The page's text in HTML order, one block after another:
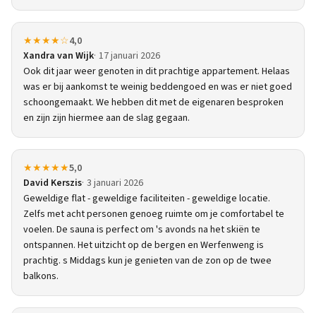
★★★★☆4,0
Xandra van Wijk 17 januari 2026
Ook dit jaar weer genoten in dit prachtige appartement. Helaas
was er bij aankomst te weinig beddengoed en was er niet goed
schoongemaakt. We hebben dit met de eigenaren besproken
en zijn zijn hiermee aan de slag gegaan.
★★★★★5,0
David Kerszis 3 januari 2026
Geweldige flat - geweldige faciliteiten - geweldige locatie.
Zelfs met acht personen genoeg ruimte om je comfortabel te
voelen. De sauna is perfect om 's avonds na het skiën te
ontspannen. Het uitzicht op de bergen en Werfenweng is
prachtig. s Middags kun je genieten van de zon op de twee
balkons.